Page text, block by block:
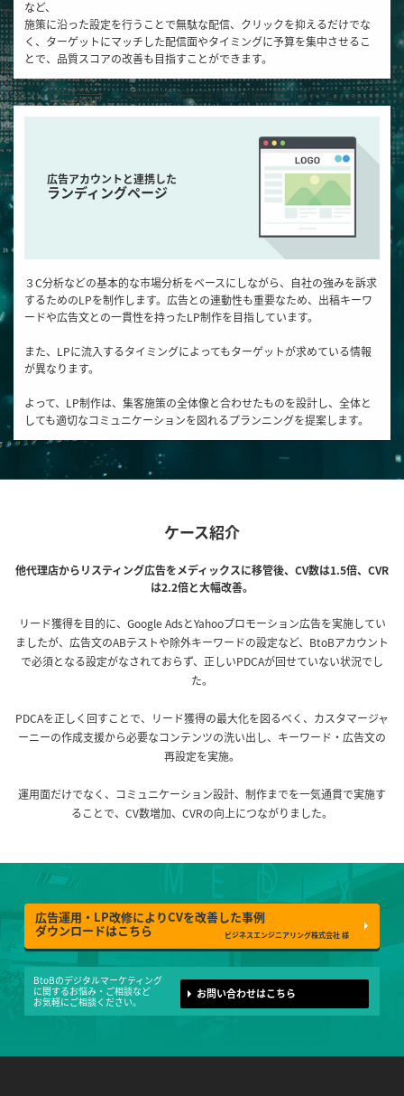
など、
施策に沿った設定を行うことで無駄な配信、クリックを抑えるだけでな
く、ターゲットにマッチした配信面やタイミングに予算を集中させるこ
とで、品質スコアの改善も目指すことができます。
広告アカウントと連携した
ランディングページ
３C分析などの基本的な市場分析をベースにしながら、自社の強みを訴求
するためのLPを制作します。広告との連動性も重要なため、出稿キーワ
ードや広告文との一貫性を持ったLP制作を目指しています。
また、LPに流入するタイミングによってもターゲットが求めている情報
が異なります。
よって、LP制作は、集客施策の全体像と合わせたものを設計し、全体と
しても適切なコミュニケーションを図れるプランニングを提案します。
ケース紹介
他代理店からリスティング広告をメディックスに移管後、 CV数は1.5倍、CVR
は2.2倍と大幅改善。
リード獲得を目的に、Google AdsとYahooプロモーション広告を実施してい
ましたが、広告文のABテストや除外キーワードの設定など、BtoBアカウント
で必須となる設定がなされておらず、正しいPDCAが回せていない状況でし
た。
PDCAを正しく回すことで、リード獲得の最大化を図るべく、カスタマージャ
ーニーの作成支援から必要なコンテンツの洗い出し、キーワード・広告文の
再設定を実施。
運用面だけでなく、コミュニケーション設計、制作までを一気通貫で実施す
ることで、CV数増加、CVRの向上につながりました。
広告運用・LP改修によりCVを改善した事例
ダウンロードはこちら ビジネスエンジニアリング株式会社 様
BtoBのデジタルマーケティング
に関するお悩み・ご相談など
お気軽にご相談ください。
お問い合わせはこちら